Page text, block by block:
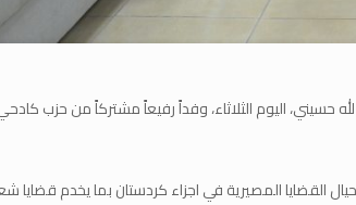
حسيني، اليوم الثلاثاء، وفداً رفيعاً مشتركاً من حزب
المصيرية في اجزاء كردستان بما يخدم قضايا